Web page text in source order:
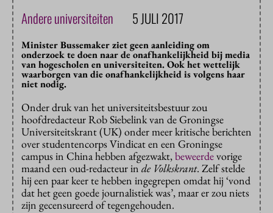
Andere universiteiten 5 JULI 2017
Minister Bussemaker ziet geen aanleiding om
onderzoek te doen naar de onafhankelijkheid bij media
van hogescholen en universiteiten. Ook het wettelijk
waarborgen van die onafhankelijkheid is volgens haar
niet nodig.
Onder druk van het universiteitsbestuur zou
hoofdredacteur Rob Siebelink van de Groningse
Universiteitskrant (UK) onder meer kritische berichten
over studentencorps Vindicat en een Groningse
campus in China hebben afgezwakt,beweerdevorige
maand een oud-redacteur inde Volkskrant. Zelf stelde
hij een paar keer te hebben ingegrepen omdat hij ‘vond
dat het geen goede journalistiek was’, maar er zou niets
zijn gecensureerd of tegengehouden.